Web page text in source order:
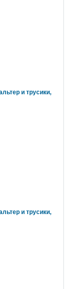
и трусики,
и трусики,